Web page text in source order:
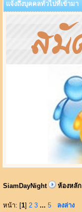
แจ้งถึงบุคคลทั่วไปที่เข้ามา
SiamDayNight ห้องหลัก
หน้า: [1] 2 3 ... 5 ลงล่าง